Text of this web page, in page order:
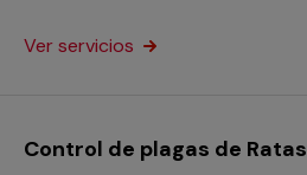
Ver servicios
Control de plagas de Ratas